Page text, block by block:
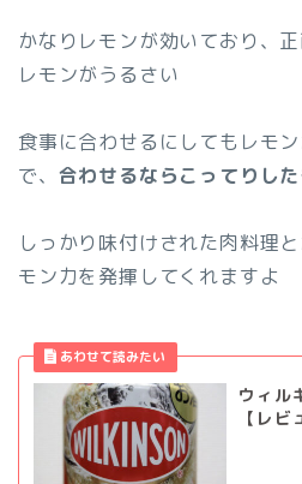
かなりレモンが効いており、
レモンがうるさい
食事に合わせるにしてもレモ
で、 合わせるならこってりし
しっかり味付けされた肉料理
モン力を発揮してくれますよ
ウィル
【レビ